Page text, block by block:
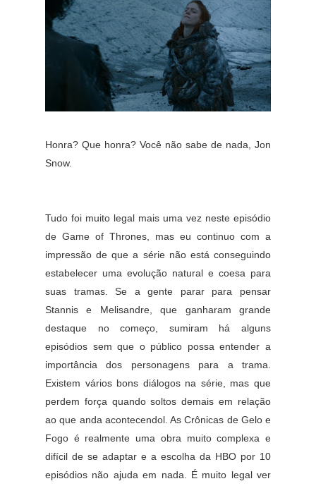
Honra? Que honra? Você não sabe de nada, Jon
Snow.
Tudo foi muito legal mais uma vez neste episódio
de Game of Thrones, mas eu continuo com a
impressão de que a série não está conseguindo
estabelecer uma evolução natural e coesa para
suas tramas. Se a gente parar para pensar
Stannis e Melisandre, que ganharam grande
destaque no começo, sumiram há alguns
episódios sem que o público possa entender a
importância dos personagens para a trama.
Existem vários bons diálogos na série, mas que
perdem força quando soltos demais em relação
ao que anda acontecendol. As Crônicas de Gelo e
Fogo é realmente uma obra muito complexa e
difícil de se adaptar e a escolha da HBO por 10
episódios não ajuda em nada. É muito legal ver